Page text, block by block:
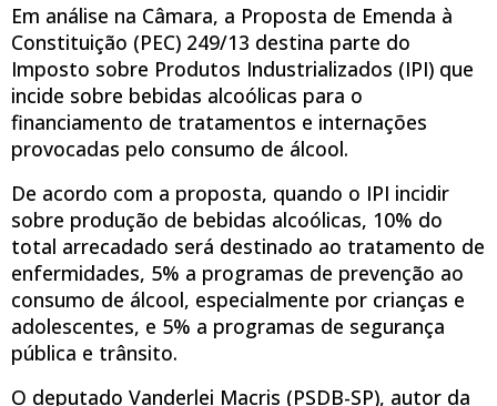
Em análise na Câmara, a Proposta de Emenda à
Constituição (PEC) 249/13 destina parte do
Imposto sobre Produtos Industrializados (IPI) que
incide sobre bebidas alcoólicas para o
financiamento de tratamentos e internações
provocadas pelo consumo de álcool.
De acordo com a proposta, quando o IPI incidir
sobre produção de bebidas alcoólicas, 10% do
total arrecadado será destinado ao tratamento de
enfermidades, 5% a programas de prevenção ao
consumo de álcool, especialmente por crianças e
adolescentes, e 5% a programas de segurança
pública e trânsito.
O deputado Vanderlei Macris (PSDB-SP), autor da